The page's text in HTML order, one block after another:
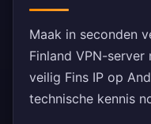
Maak in seconden
Finland VPN-
veilig Fins IP op
technische kennis